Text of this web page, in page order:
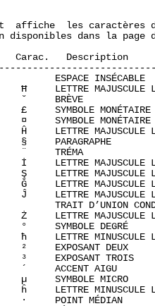
affiche  les caractères
disponibles dans la page
Carac.   Description
ESPACE INSÉCABLE
Ħ     LETTRE MAJUSCULE
˘     BRÈVE
£     SYMBOLE MONÉTAIRE
¤     SYMBOLE MONÉTAIRE
Ĥ     LETTRE MAJUSCULE
§     PARAGRAPHE
¨     TRÉMA
İ     LETTRE MAJUSCULE
Ş     LETTRE MAJUSCULE
Ğ     LETTRE MAJUSCULE
Ĵ     LETTRE MAJUSCULE
TRAIT D’UNION
Ż     LETTRE MAJUSCULE
°     SYMBOLE DEGRÉ
ħ     LETTRE MINUSCULE
²     EXPOSANT DEUX
³     EXPOSANT TROIS
´     ACCENT AIGU
µ     SYMBOLE MICRO
ĥ     LETTRE MINUSCULE
·     POINT MÉDIAN